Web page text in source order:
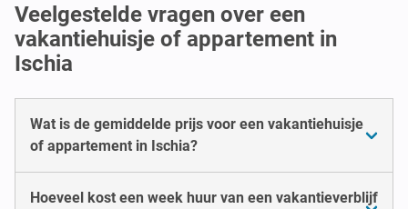
Veelgestelde vragen over een
vakantiehuisje of appartement in
Ischia
Wat is de gemiddelde prijs voor een vakantiehuisje
of appartement in Ischia?
Hoeveel kost een week huur van een vakantieverblijf